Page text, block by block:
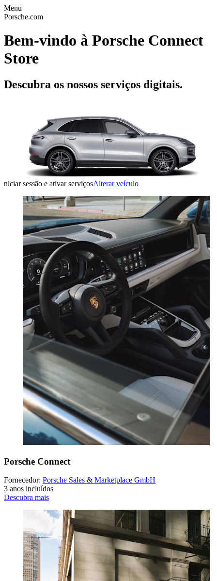
Menu
Porsche.com
Bem-vindo à Porsche Connect
Store
Descubra os nossos serviços digitais.
niciar sessão e ativar serviçosAlterar veículo
Porsche Connect
Fornecedor: Porsche Sales & Marketplace GmbH
3 anos incluídos
Descubra mais